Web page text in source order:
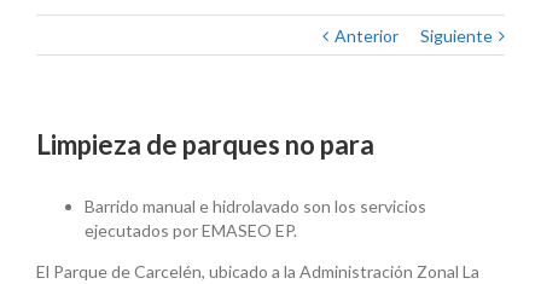
Anterior Siguiente
Limpieza de parques no para
Barrido manual e hidrolavado son los servicios
ejecutados por EMASEO EP.
El Parque de Carcelén, ubicado a la Administración Zonal La